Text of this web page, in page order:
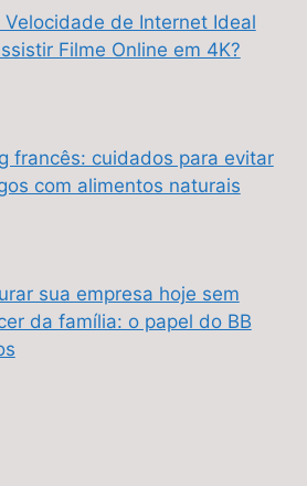
Velocidade de Internet Ideal
Filme Online em 4K?
francês: cuidados para evitar
com alimentos naturais
sua empresa hoje sem
da família: o papel do BB